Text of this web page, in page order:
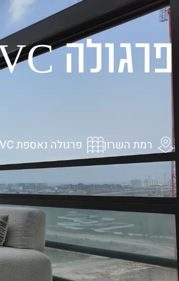
רמת השרון פרגולה נאספת PVC זכוכיות גליוטינה מסכים ZIP